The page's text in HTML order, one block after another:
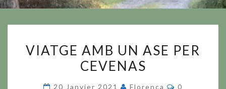
AMB
UN
VIATGE AMB UN ASE PER
CEVENAS
20 Janvier 2021 Florença
0